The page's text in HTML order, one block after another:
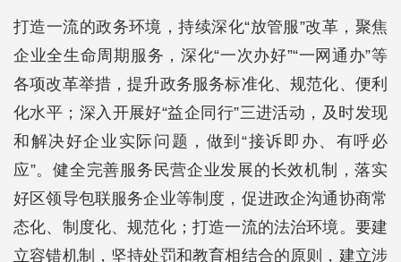
打造一流的政务环境，持续深化“放管服”改革，聚焦
企业全生命周期服务，深化“一次办好”“一网通办”等
各项改革举措，提升政务服务标准化、规范化、便利
化水平；深入开展好“益企同行”三进活动，及时发现
和解决好企业实际问题，做到“接诉即办、有呼必
应”。健全完善服务民营企业发展的长效机制，落实
好区领导包联服务企业等制度，促进政企沟通协商常
态化、制度化、规范化；打造一流的法治环境。要建
立容错机制，坚持处罚和教育相结合的原则，建立涉